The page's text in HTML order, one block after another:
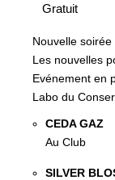
Gratuit
Nouvelle soirée
Les nouvelles
Evénement en
Labo du
CEDA GAZ
Au Club
SILVER